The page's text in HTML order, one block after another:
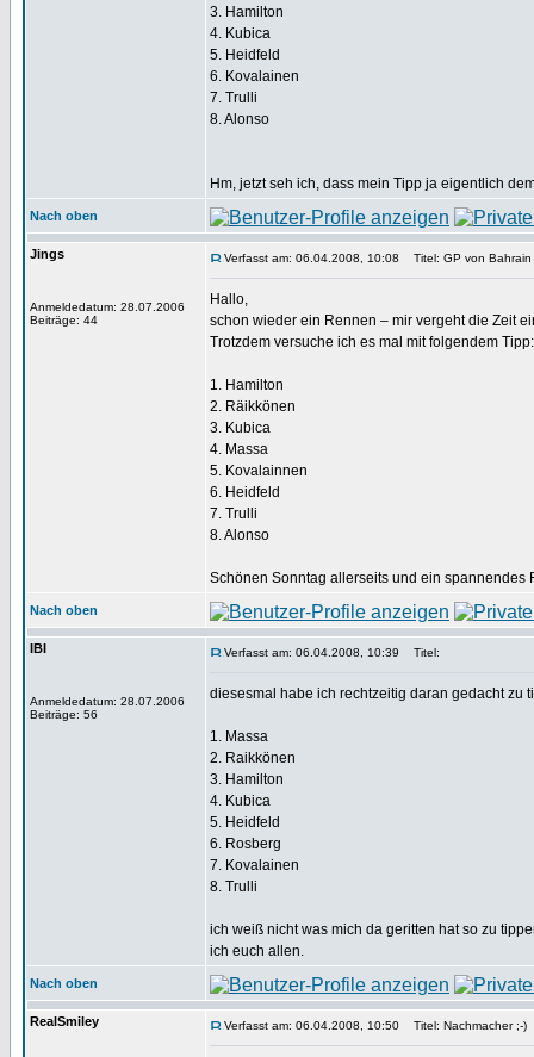
3. Hamilton
4. Kubica
5. Heidfeld
6. Kovalainen
7. Trulli
8. Alonso
Hm, jetzt seh ich, dass mein Tipp ja eigentlich
Nach oben
Jings
Anmeldedatum: 28.07.2006
Beiträge: 44
Verfasst am: 06.04.2008, 10:08 Titel: GP von Bahrain
Hallo,
schon wieder ein Rennen – mir vergeht die Zeit
Trotzdem versuche ich es mal mit folgendem Tipp:
1. Hamilton
2. Räikkönen
3. Kubica
4. Massa
5. Kovalainnen
6. Heidfeld
7. Trulli
8. Alonso
Schönen Sonntag allerseits und ein spannendes
Nach oben
IBI
Anmeldedatum: 28.07.2006
Beiträge: 56
Verfasst am: 06.04.2008, 10:39 Titel:
diesesmal habe ich rechtzeitig daran gedacht zu
1. Massa
2. Raikkönen
3. Hamilton
4. Kubica
5. Heidfeld
6. Rosberg
7. Kovalainen
8. Trulli
ich weiß nicht was mich da geritten hat so zu
ich euch allen.
Nach oben
RealSmiley Verfasst am: 06.04.2008, 10:50 Titel: Nachmacher ;-)